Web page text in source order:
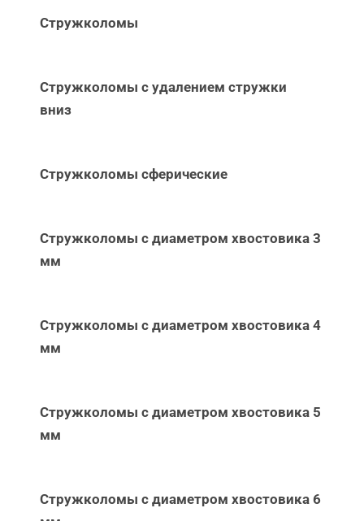
Стружколомы
Стружколомы с удалением стружки
вниз
Стружколомы сферические
Стружколомы с диаметром хвостовика 3
мм
Стружколомы с диаметром хвостовика 4
мм
Стружколомы с диаметром хвостовика 5
мм
Стружколомы с диаметром хвостовика 6